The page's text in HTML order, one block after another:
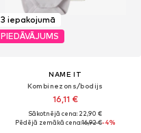
3 iepakojumā
PIEDĀVĀJUMS
NAME IT
Kombinezons/bodijs
16,11 €
Sākotnējā cena: 22,90 €
Pēdējā zemākā cena:16,92 €-4%